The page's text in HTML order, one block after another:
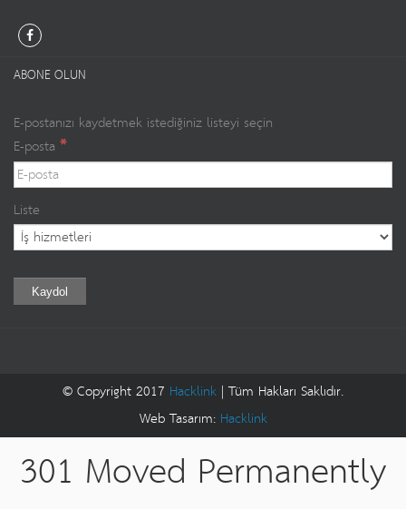
ABONE OLUN
E-postanızı kaydetmek istediğiniz listeyi seçin
E-posta *
Liste
Kaydol
© Copyright 2017 Hacklink | Tüm Hakları Saklıdır.
Web Tasarım: Hacklink
301 Moved Permanently